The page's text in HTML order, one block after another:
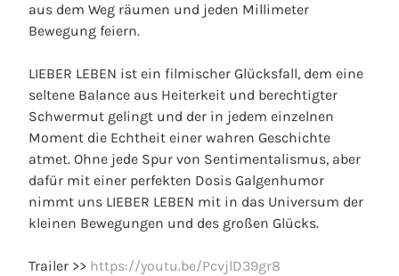
aus dem Weg räumen und jeden Millimeter
Bewegung feiern.
LIEBER LEBEN ist ein filmischer Glücksfall, dem eine
seltene Balance aus Heiterkeit und berechtigter
Schwermut gelingt und der in jedem einzelnen
Moment die Echtheit einer wahren Geschichte
atmet. Ohne jede Spur von Sentimentalismus, aber
dafür mit einer perfekten Dosis Galgenhumor
nimmt uns LIEBER LEBEN mit in das Universum der
kleinen Bewegungen und des großen Glücks.
Trailer >> https://youtu.be/PcvjlD39gr8